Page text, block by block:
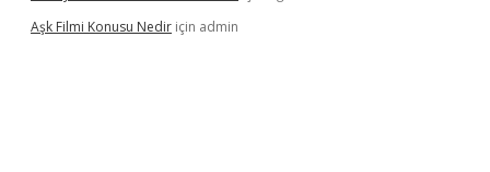
Aşk Filmi Konusu Nedir için admin